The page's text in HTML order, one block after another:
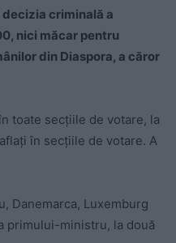
criminală a
nici măcar pentru
din Diaspora, a căror
toate secțiile de votare, la
în secțiile de votare. A
Danemarca, Luxemburg
primului-ministru, la două